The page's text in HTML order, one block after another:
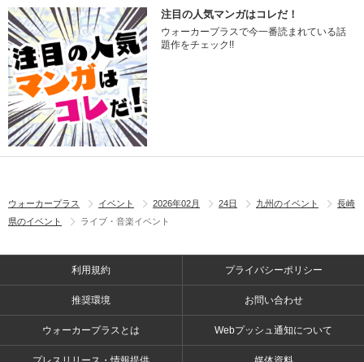
注目の人気マンガはコレだ！
ウォーカープラスで今一番読まれている話
題作をチェック!!
ウォーカープラス イベント 2026年02月 24日 九州のイベント
長崎
県のイベント
ライブ・音楽イベント
利用規約 プライバシーポリシー
推奨環境 お問い合わせ
ウォーカープラスとは Webプッシュ通知について